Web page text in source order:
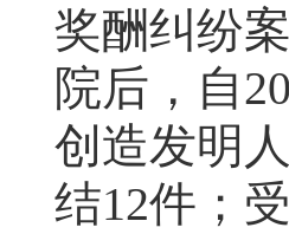
奖酬纠纷
院后，自
创造发明
结12件；